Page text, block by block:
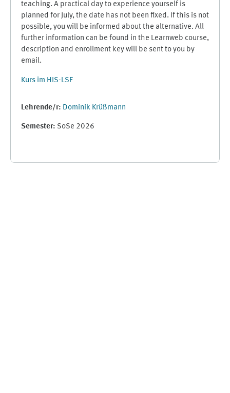
teaching. A practical day to experience yourself is
planned for July, the date has not been fixed. If this is not
possible, you will be informed about the alternative. All
further information can be found in the Learnweb course,
description and enrollment key will be sent to you by
email.
Kurs im HIS-LSF
Lehrende/r: Dominik Krüßmann
Semester: SoSe 2026